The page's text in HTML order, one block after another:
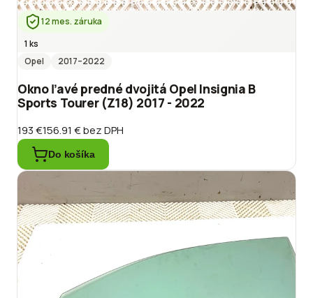
12 mes. záruka
1 ks
Opel
2017–2022
Okno ľavé predné dvojitá Opel Insignia B
Sports Tourer (Z18) 2017 - 2022
193 €156.91 €bez DPH
Do košíka